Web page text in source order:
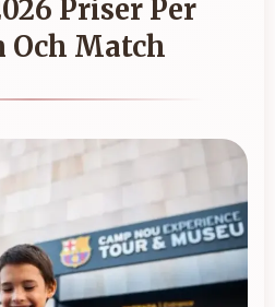
Priser Per
Och Match